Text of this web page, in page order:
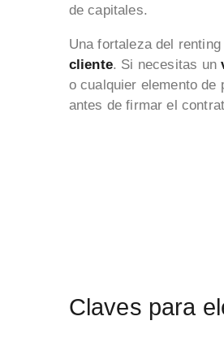
de capitales.
Una fortaleza del
cliente. Si necesitas un
o cualquier elemento
antes de firmar el
Claves para